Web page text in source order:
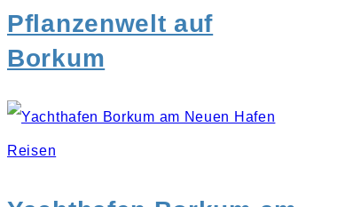
Pflanzenwelt auf
Borkum
Reisen